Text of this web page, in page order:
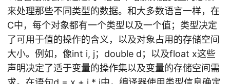
来处理那些不同类型的数据。和大多数语言一样，在
C中，每个对象都有一个类型以及一个值；类型决定
了可用于值的操作的含义，以及对象占用的存储空间
大小。例如，像int i, j；double d；以及float x这些
声明决定了适于变量的操作集以及变量的存储空间需